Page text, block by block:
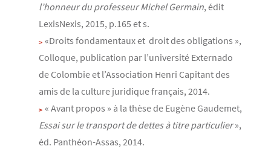
l’honneur du professeur Michel Germain, édit
LexisNexis, 2015, p.165 et s.
«Droits fondamentaux et droit des obligations »,
Colloque, publication par l’université Externado
de Colombie et l’Association Henri Capitant des
amis de la culture juridique français, 2014.
« Avant propos » à la thèse de Eugène Gaudemet,
Essai sur le transport de dettes à titre particulier»,
éd. Panthéon-Assas, 2014.